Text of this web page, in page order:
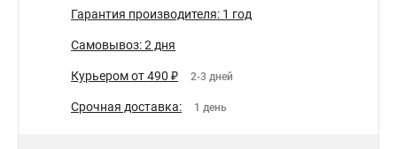
Гарантия производителя: 1 год
Самовывоз: 2 дня
Курьером от 490 ₽ 2-3 дней
Срочная доставка: 1 день